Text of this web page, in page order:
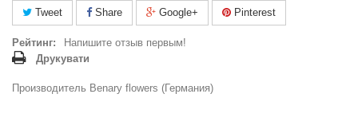
Tweet Share Google+ Pinterest
Рейтинг:
Напишите отзыв первым!
Друкувати
Производитель Benary flowers (Германия)